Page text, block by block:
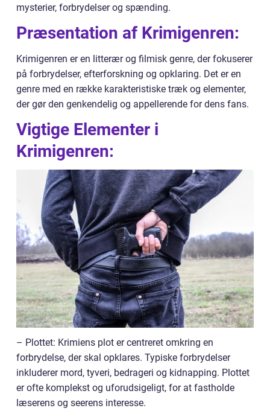
mysterier, forbrydelser og spænding.
Præsentation af Krimigenren:
Krimigenren er en litterær og filmisk genre, der fokuserer
på forbrydelser, efterforskning og opklaring. Det er en
genre med en række karakteristiske træk og elementer,
der gør den genkendelig og appellerende for dens fans.
Vigtige Elementer i
Krimigenren:
– Plottet: Krimiens plot er centreret omkring en
forbrydelse, der skal opklares. Typiske forbrydelser
inkluderer mord, tyveri, bedrageri og kidnapping. Plottet
er ofte komplekst og uforudsigeligt, for at fastholde
læserens og seerens interesse.